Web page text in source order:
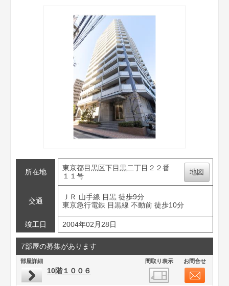
所在地
東京都目黒区下目黒二丁目２２番
１１号
地図
交通
ＪＲ 山手線 目黒 徒歩9分
東京急行電鉄 目黒線 不動前 徒歩10分
竣工日 2004年02月28日
7部屋の募集があります
部屋詳細 間取り表示 お問合せ
10階１００６